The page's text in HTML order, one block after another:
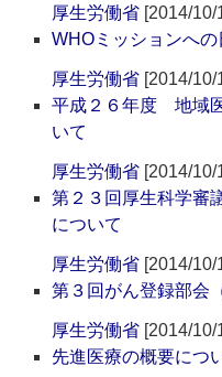
厚生労働省 [2014/10/
WHOミッションへ
厚生労働省 [2014/10/
平成２６年度 地域
いて
厚生労働省 [2014/10/
第２３回厚生科学審
について
厚生労働省 [2014/10/
第３回がん登録部会
厚生労働省 [2014/10/
先進医療の概要につ